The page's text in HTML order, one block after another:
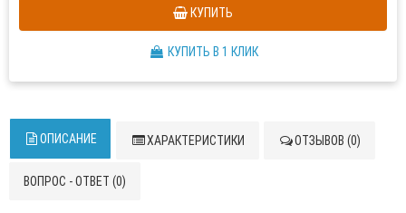
КУПИТЬ
КУПИТЬ В 1 КЛИК
ОПИСАНИЕ ХАРАКТЕРИСТИКИ ОТЗЫВОВ (0)
ВОПРОС - ОТВЕТ (0)